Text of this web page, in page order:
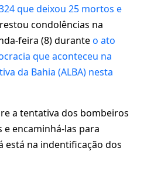
que deixou 25 mortos e
condolências na
feira (8) duranteo ato
que aconteceu na
da Bahia (ALBA) nesta
a tentativa dos bombeiros
e encaminhá-las para
está na indentificação dos